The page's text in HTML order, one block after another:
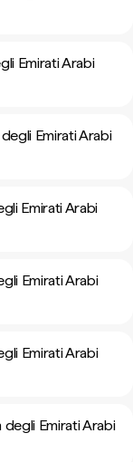
Emirati Arabi
Emirati Arabi
Emirati Arabi
Emirati Arabi
Emirati Arabi
Emirati Arabi